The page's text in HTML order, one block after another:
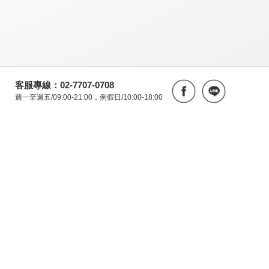
客服專線：02-7707-0708
週一至週五/09:00-21:00，例假日/10:00-18:00